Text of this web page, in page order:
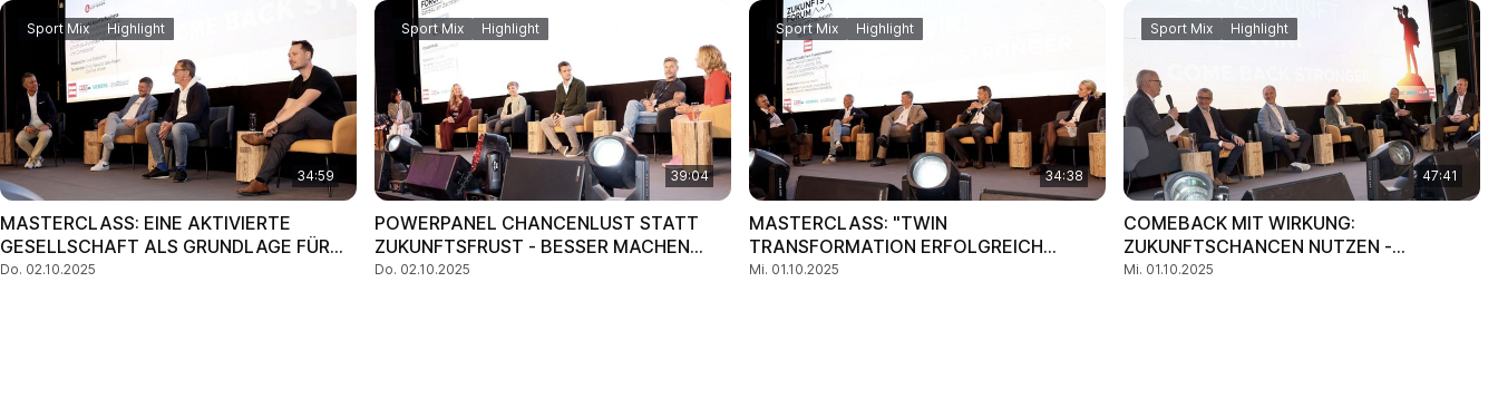
Sport Mix Highlight
34:59
MASTERCLASS: EINE AKTIVIERTE
GESELLSCHAFT ALS GRUNDLAGE FÜR
ERFOLGREICHE COMEBACKS!
Do. 02.10.2025
Sport Mix Highlight
39:04
POWERPANEL CHANCENLUST STATT
ZUKUNFTSFRUST - BESSER MACHEN
STATT BESSER WISSEN.
Do. 02.10.2025
Sport Mix Highlight
34:38
MASTERCLASS: "TWIN
TRANSFORMATION ERFOLGREICH
GESTALTEN -
Mi. 01.10.2025
Sport Mix Highlight
47:41
COMEBACK MIT WIRKUNG:
ZUKUNFTSCHANCEN NUTZEN -
VERANTWORTUNG LEBEN
Mi. 01.10.2025